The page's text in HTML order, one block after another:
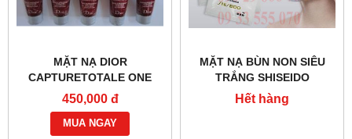
MẶT NẠ DIOR
CAPTURETOTALE ONE
ULTRA DETOX
TREATMENT MASK 5ML -
0902966670 - 0933555070
450,000 đ
MUA NGAY
MẶT NẠ BÙN NON SIÊU
TRẮNG SHISEIDO
LABORATORIES EVENESE
DR MASK II 12G -
Hết hàng